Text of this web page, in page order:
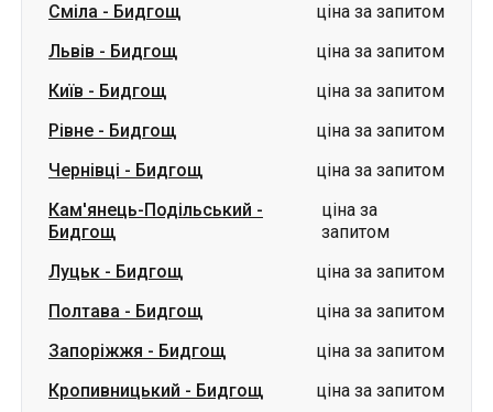
Сміла - Бидгощ
ціна за запитом
Львів - Бидгощ
ціна за запитом
Київ - Бидгощ
ціна за запитом
Рівне - Бидгощ
ціна за запитом
Чернівці - Бидгощ
ціна за запитом
Кам'янець-Подільський -
Бидгощ
ціна за
запитом
Луцьк - Бидгощ
ціна за запитом
Полтава - Бидгощ
ціна за запитом
Запоріжжя - Бидгощ
ціна за запитом
Кропивницький - Бидгощ ціна за запитом